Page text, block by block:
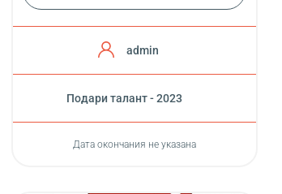
admin
Подари талант - 2023
Дата окончания не указана